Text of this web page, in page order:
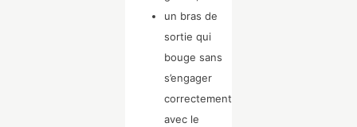
un bras de
sortie qui
bouge sans
s’engager
correctement
avec le